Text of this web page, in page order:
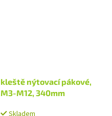
kleště nýtovací pákové,
M3-M12, 340mm
Skladem